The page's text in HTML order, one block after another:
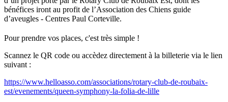
bénéfices iront au profit de l’Association des Chiens guide
d’aveugles - Centres Paul Corteville.
Pour prendre vos places, c'est très simple !
Scannez le QR code ou accèdez directement à la billeterie via le lien
suivant :
https://www.helloasso.com/associations/rotary-club-de-roubaix-
est/evenements/queen-symphony-la-folia-de-lille